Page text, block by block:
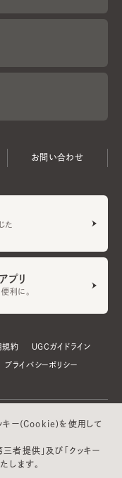
お問い合わせ
た
プリ
利に。
規約 UGCガイドライン
プライバシーポリシー
キー(Cookie)を使用して
者提供」及び「クッキー
します。